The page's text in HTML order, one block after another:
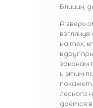
Блииин,
А зверь
на тех,
вдруг
законам
и этим
покажет
лесного
даётся